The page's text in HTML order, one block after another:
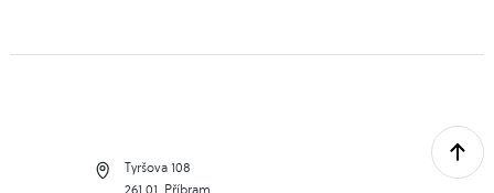
Tyršova 108
261 01, Příbram